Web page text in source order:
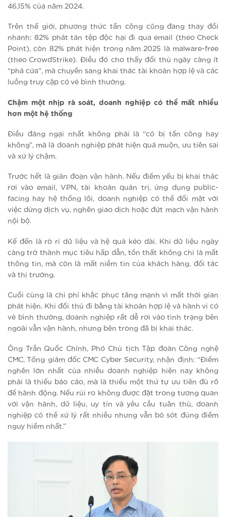
46,15% của năm 2024.
Trên thế giới, phương thức tấn công cũng đang thay đổi
nhanh: 82% phát tán tệp độc hại đi qua email (theo Check
Point), còn 82% phát hiện trong năm 2025 là malware-free
(theo CrowdStrike). Điều đó cho thấy đối thủ ngày càng ít
“phá cửa”, mà chuyển sang khai thác tài khoản hợp lệ và các
luồng truy cập có vẻ bình thường.
Chậm một nhịp rà soát, doanh nghiệp có thể mất nhiều
hơn một hệ thống
Điều đáng ngại nhất không phải là “có bị tấn công hay
không”, mà là doanh nghiệp phát hiện quá muộn, ưu tiên sai
và xử lý chậm.
Trước hết là gián đoạn vận hành. Nếu điểm yếu bị khai thác
rơi vào email, VPN, tài khoản quản trị, ứng dụng public-
facing hay hệ thống lõi, doanh nghiệp có thể đối mặt với
việc dừng dịch vụ, nghẽn giao dịch hoặc đứt mạch vận hành
nội bộ.
Kế đến là rò rỉ dữ liệu và hệ quả kéo dài. Khi dữ liệu ngày
càng trở thành mục tiêu hấp dẫn, tổn thất không chỉ là mất
thông tin, mà còn là mất niềm tin của khách hàng, đối tác
và thị trường.
Cuối cùng là chi phí khắc phục tăng mạnh vì mất thời gian
phát hiện. Khi đối thủ đi bằng tài khoản hợp lệ và hành vi có
vẻ bình thường, doanh nghiệp rất dễ rơi vào tình trạng bên
ngoài vẫn vận hành, nhưng bên trong đã bị khai thác.
Ông Trần Quốc Chính, Phó Chủ tịch Tập đoàn Công nghệ
CMC, Tổng giám đốc CMC Cyber Security, nhận định: “Điểm
nghẽn lớn nhất của nhiều doanh nghiệp hiện nay không
phải là thiếu báo cáo, mà là thiếu một thứ tự ưu tiên đủ rõ
để hành động. Nếu rủi ro không được đặt trong tương quan
với vận hành, dữ liệu, uy tín và yêu cầu tuân thủ, doanh
nghiệp có thể xử lý rất nhiều nhưng vẫn bỏ sót đúng điểm
nguy hiểm nhất.”